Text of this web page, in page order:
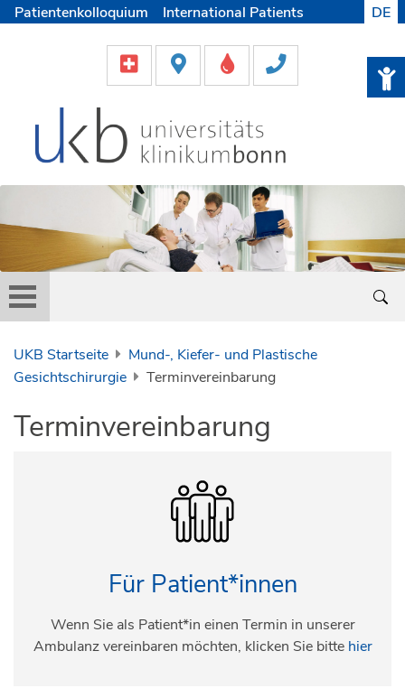
Patientenkolloquium
International Patients
Helfen & Spenden
Medien
DE
UKB Startseite
Mund-, Kiefer- und Plastische
Gesichtschirurgie
Terminvereinbarung
Terminvereinbarung
Für Patient*innen
Wenn Sie als Patient*in einen Termin in unserer
Ambulanz vereinbaren möchten, klicken Sie bitte hier